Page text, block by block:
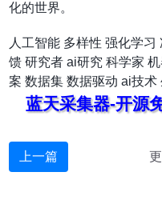
化的世界。
人工智能 多样性 强化学习
馈 研究者 ai研究 科学家
案 数据集 数据驱动 ai技术
蓝天采集器-开源
上一篇